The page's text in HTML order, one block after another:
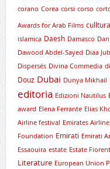
corano Corea corsi corso
Awards for Arab Films culltura
islamica Daesh Damasco
Dawood Abdel-Sayed Diaa
Dispersés Divina Commedia
Douz Dubai Dunya Mikhail
editoria Edizioni Nautilus
award Elena Ferrante Elias
Airline festival Emirates
Foundation Emirati Emirati
Essaouira estate Estate
Literature European Union